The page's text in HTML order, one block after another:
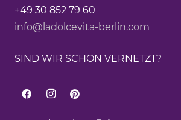
+49 30 852 79 60
info@ladolcevita-berlin.com
SIND WIR SCHON VERNETZT?